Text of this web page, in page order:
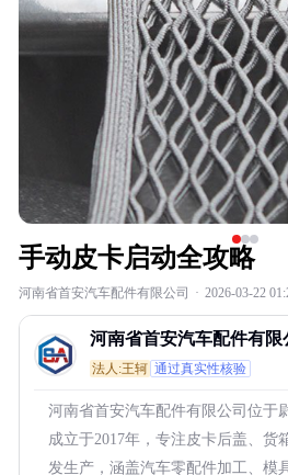
手动皮卡启动全攻略
河南省首安汽车配件有限公司 · 2026-03-22
河南省首安汽车配件有限
法人:王轲 通过真实性核验
河南省首安汽车配件有限公司位于
成立于2017年，专注皮卡后盖、货
发生产，涵盖汽车零配件加工、模